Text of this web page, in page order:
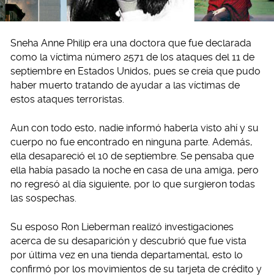
Sneha Anne Philip era una doctora que fue declarada
como la víctima número 2571 de los ataques del 11 de
septiembre en Estados Unidos, pues se creía que pudo
haber muerto tratando de ayudar a las víctimas de
estos ataques terroristas.
Aun con todo esto, nadie informó haberla visto ahí y su
cuerpo no fue encontrado en ninguna parte. Además,
ella desapareció el 10 de septiembre. Se pensaba que
ella había pasado la noche en casa de una amiga, pero
no regresó al día siguiente, por lo que surgieron todas
las sospechas.
Su esposo Ron Lieberman realizó investigaciones
acerca de su desaparición y descubrió que fue vista
por última vez en una tienda departamental, esto lo
confirmó por los movimientos de su tarjeta de crédito y